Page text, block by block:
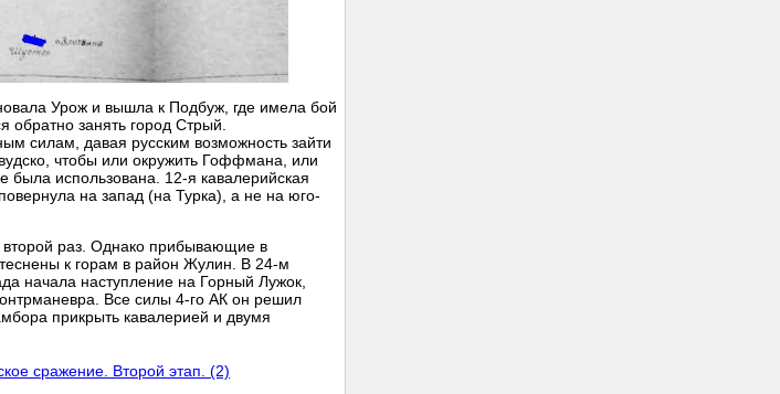
Урож и вышла к Подбуж, где имела бой
обратно занять город Стрый.
силам, давая русским возможность зайти
чтобы или окружить Гоффмана, или
была использована. 12-я кавалерийская
на запад (на Турка), а не на юго-
второй раз. Однако прибывающие в
к горам в район Жулин. В 24-м
начала наступление на Горный Лужок,
Все силы 4-го АК он решил
прикрыть кавалерией и двумя
сражение. Второй этап. (2)